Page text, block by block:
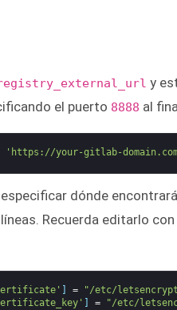
y
el puerto 8888 al
'https://your-gitlab-
dónde
Recuerda editarlo
] =
"/etc/
= "/etc/